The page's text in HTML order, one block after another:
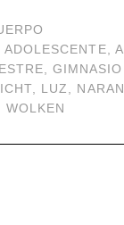
ADOLESCENTE,
,GIMNASIO
, LUZ ,
WOLKEN